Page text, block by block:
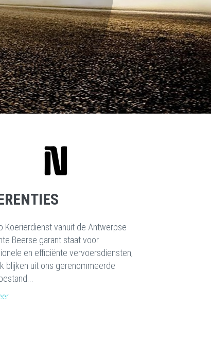
Koerierdienst vanuit de Antwerpse
Beerse garant staat voor
en efficiënte vervoersdiensten,
blijken uit ons gerenommeerde